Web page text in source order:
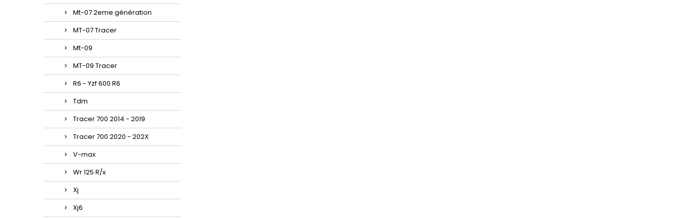
Mt-07 2eme génération
MT-07 Tracer
Mt-09
MT-09 Tracer
R6 - Yzf 600 R6
Tdm
Tracer 700 2014 - 2019
Tracer 700 2020 - 202X
V-max
Wr 125 R/x
Xj
Xj6